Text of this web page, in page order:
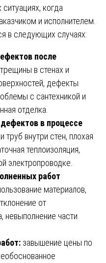
когда
и исполнителем.
в следующих случаях:
после
трещины в стенах и
дефекты
с сантехникой и
отделка.
в процессе
труб внутри стен, плохая
теплоизоляция,
электропроводке.
работ
материалов,
от
невыполнение части
завышение цены по